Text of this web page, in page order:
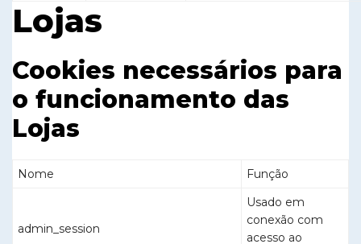
Lojas
Cookies necessários para
o funcionamento das
Lojas
Nome Função
admin_session
Usado em
conexão com
acesso ao